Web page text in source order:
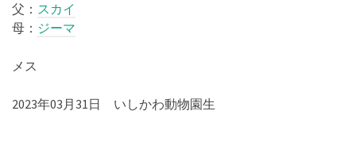
父： スカイ
母： ジーマ
メス
2023年03月31日 いしかわ動物園生